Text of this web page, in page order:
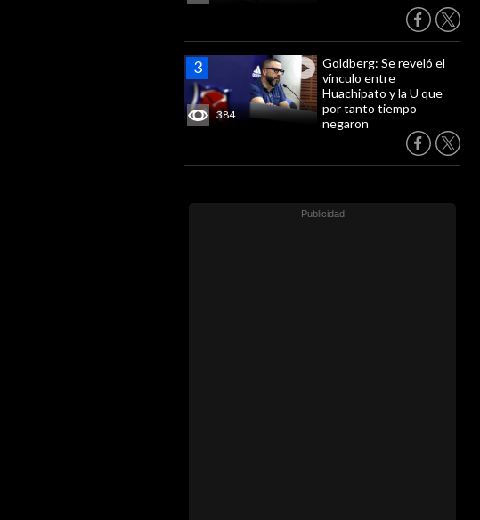
384
Goldberg: Se reveló el
vínculo entre
Huachipato y la U que
por tanto tiempo
negaron